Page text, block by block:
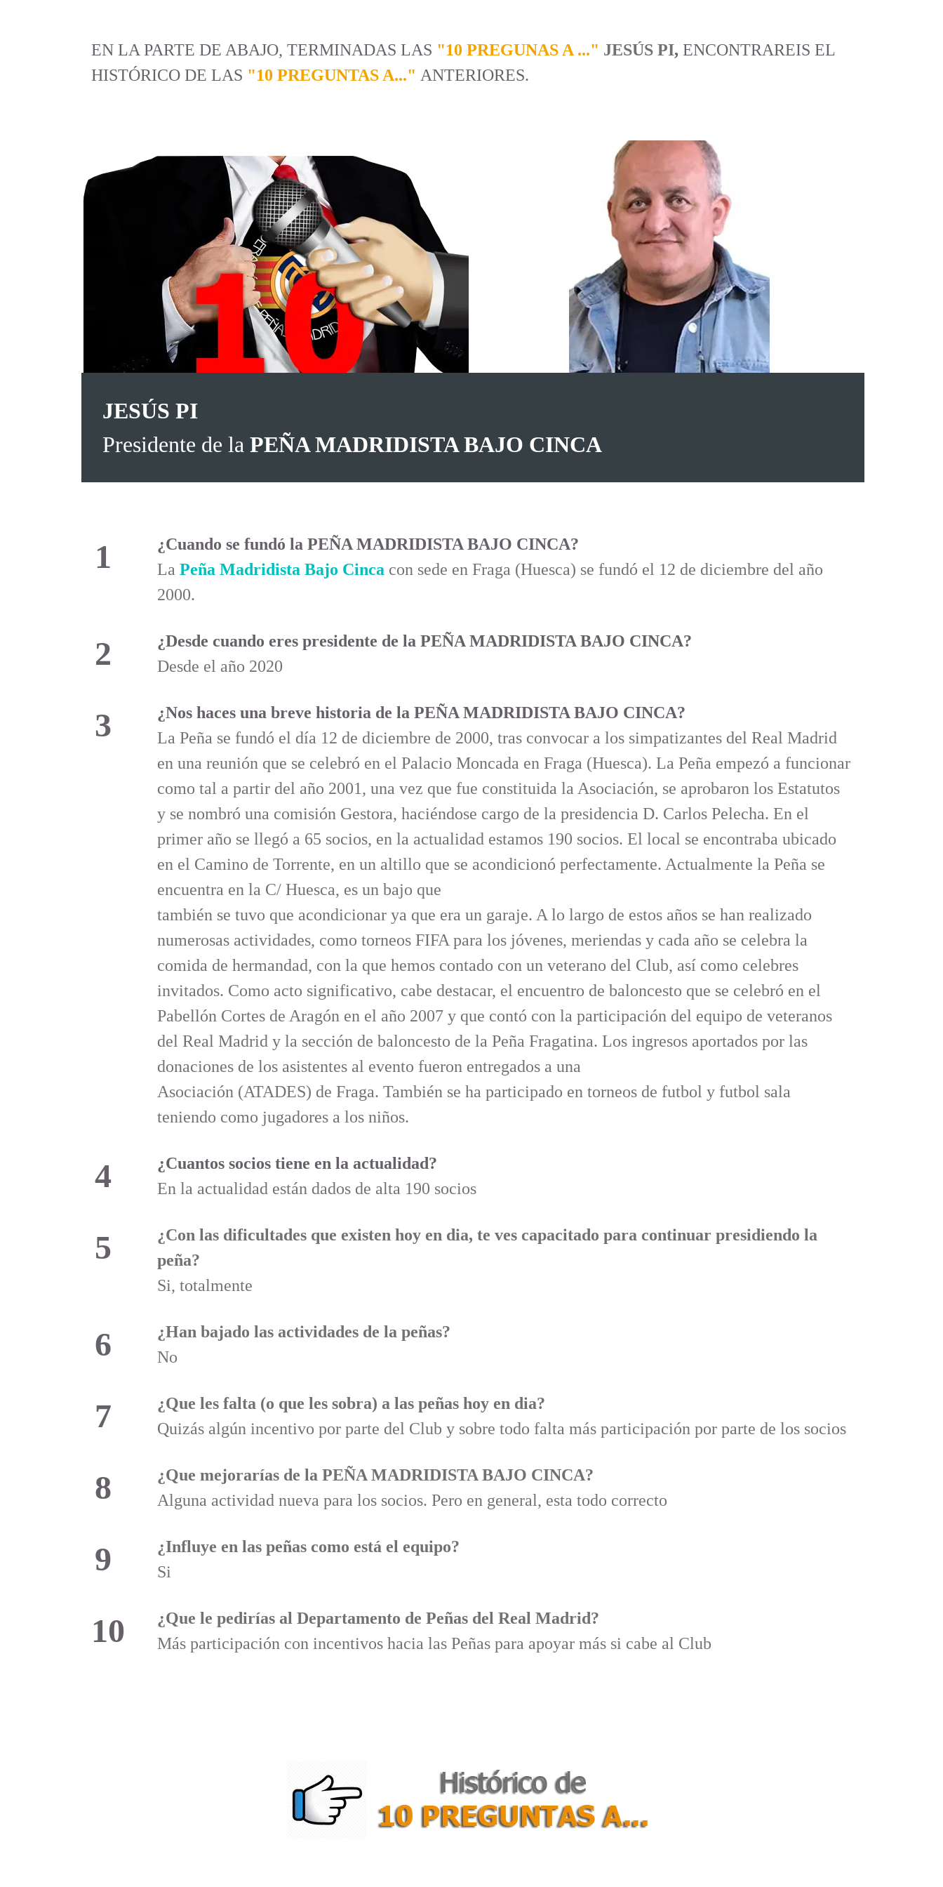
EN LA PARTE DE ABAJO, TERMINADAS LAS "10 PREGUNAS A ..." JESÚS PI, ENCONTRAREIS EL
HISTÓRICO DE LAS "10 PREGUNTAS A..." ANTERIORES.
JESÚS PI
Presidente de la PEÑA MADRIDISTA BAJO CINCA
1
¿Cuando se fundó la PEÑA MADRIDISTA BAJO CINCA?
La Peña Madridista Bajo Cinca con sede en Fraga (Huesca) se fundó el 12 de diciembre del año
2000.
2 ¿Desde cuando eres presidente de la PEÑA MADRIDISTA BAJO CINCA?
Desde el año 2020
3
¿Nos haces una breve historia de la PEÑA MADRIDISTA BAJO CINCA?
La Peña se fundó el día 12 de diciembre de 2000, tras convocar a los simpatizantes del Real Madrid
en una reunión que se celebró en el Palacio Moncada en Fraga (Huesca). La Peña empezó a funcionar
como tal a partir del año 2001, una vez que fue constituida la Asociación, se aprobaron los Estatutos
y se nombró una comisión Gestora, haciéndose cargo de la presidencia D. Carlos Pelecha. En el
primer año se llegó a 65 socios, en la actualidad estamos 190 socios. El local se encontraba ubicado
en el Camino de Torrente, en un altillo que se acondicionó perfectamente. Actualmente la Peña se
encuentra en la C/ Huesca, es un bajo que
también se tuvo que acondicionar ya que era un garaje. A lo largo de estos años se han realizado
numerosas actividades, como torneos FIFA para los jóvenes, meriendas y cada año se celebra la
comida de hermandad, con la que hemos contado con un veterano del Club, así como celebres
invitados. Como acto significativo, cabe destacar, el encuentro de baloncesto que se celebró en el
Pabellón Cortes de Aragón en el año 2007 y que contó con la participación del equipo de veteranos
del Real Madrid y la sección de baloncesto de la Peña Fragatina. Los ingresos aportados por las
donaciones de los asistentes al evento fueron entregados a una
Asociación (ATADES) de Fraga. También se ha participado en torneos de futbol y futbol sala
teniendo como jugadores a los niños.
4
¿Cuantos socios tiene en la actualidad?
En la actualidad están dados de alta 190 socios
5
¿Con las dificultades que existen hoy en dia, te ves capacitado para continuar presidiendo la
peña?
Si, totalmente
6
¿Han bajado las actividades de la peñas?
No
7
¿Que les falta (o que les sobra) a las peñas hoy en dia?
Quizás algún incentivo por parte del Club y sobre todo falta más participación por parte de los socios
8
¿Que mejorarías de la PEÑA MADRIDISTA BAJO CINCA?
Alguna actividad nueva para los socios. Pero en general, esta todo correcto
9
¿Influye en las peñas como está el equipo?
Si
10
¿Que le pedirías al Departamento de Peñas del Real Madrid?
Más participación con incentivos hacia las Peñas para apoyar más si cabe al Club